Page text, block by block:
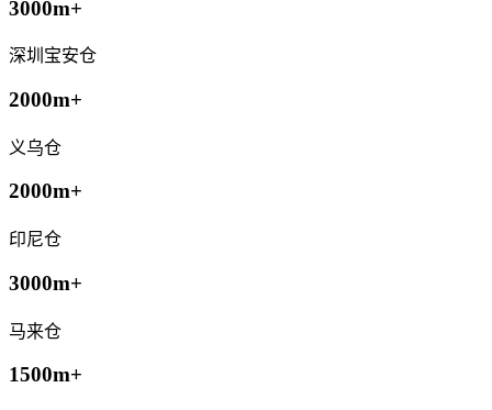
3000m+
深圳宝安仓
2000m+
义乌仓
2000m+
印尼仓
3000m+
马来仓
1500m+